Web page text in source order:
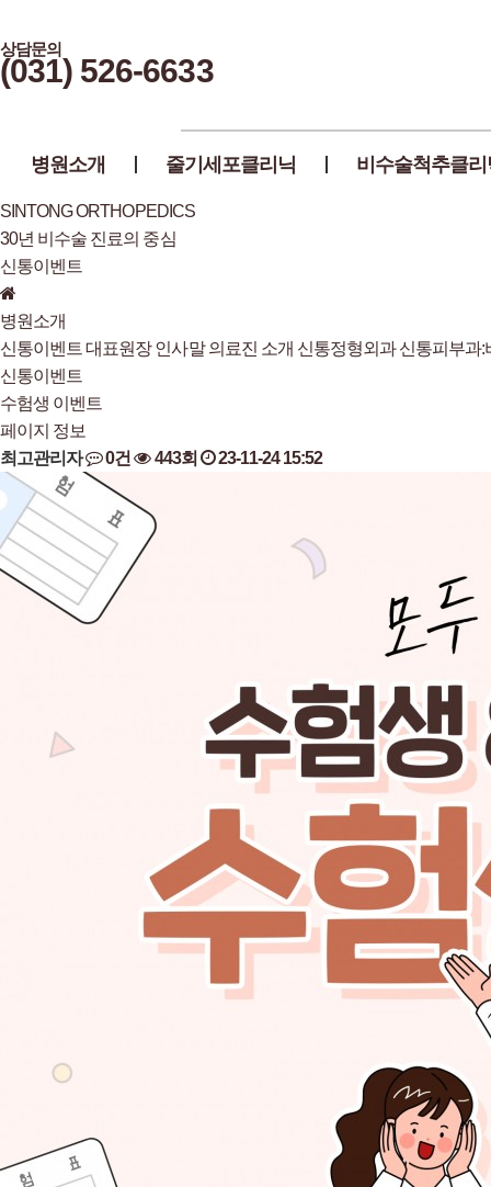
상담문의
(031) 526-6633
병원소개 줄기세포클리닉 비수술척추클리
SINTONG ORTHOPEDICS
30년 비수술 진료의 중심
신통이벤트
병원소개
신통이벤트 대표원장 인사말 의료진 소개 신통정형외과 신통피부과:
신통이벤트
수험생 이벤트
페이지 정보
최고관리자
0건 443회 23-11-24 15:52